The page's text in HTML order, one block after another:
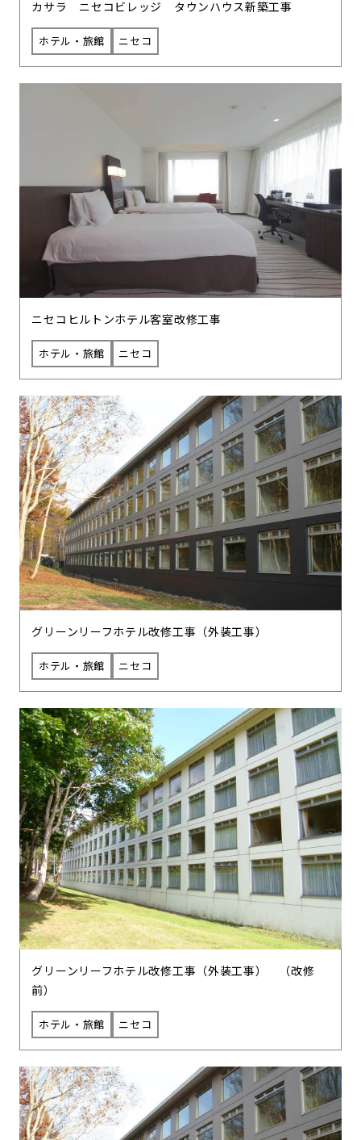
カサラ ニセコビレッジ タウンハウス新築工事
ホテル・旅館 ニセコ
ニセコヒルトンホテル客室改修工事
ホテル・旅館 ニセコ
グリーンリーフホテル改修工事（外装工事）
ホテル・旅館 ニセコ
グリーンリーフホテル改修工事（外装工事） （改修
前）
ホテル・旅館 ニセコ